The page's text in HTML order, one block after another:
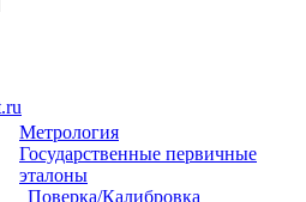
Метрология
Государственные первичные
эталоны
Поверка/Калибровка